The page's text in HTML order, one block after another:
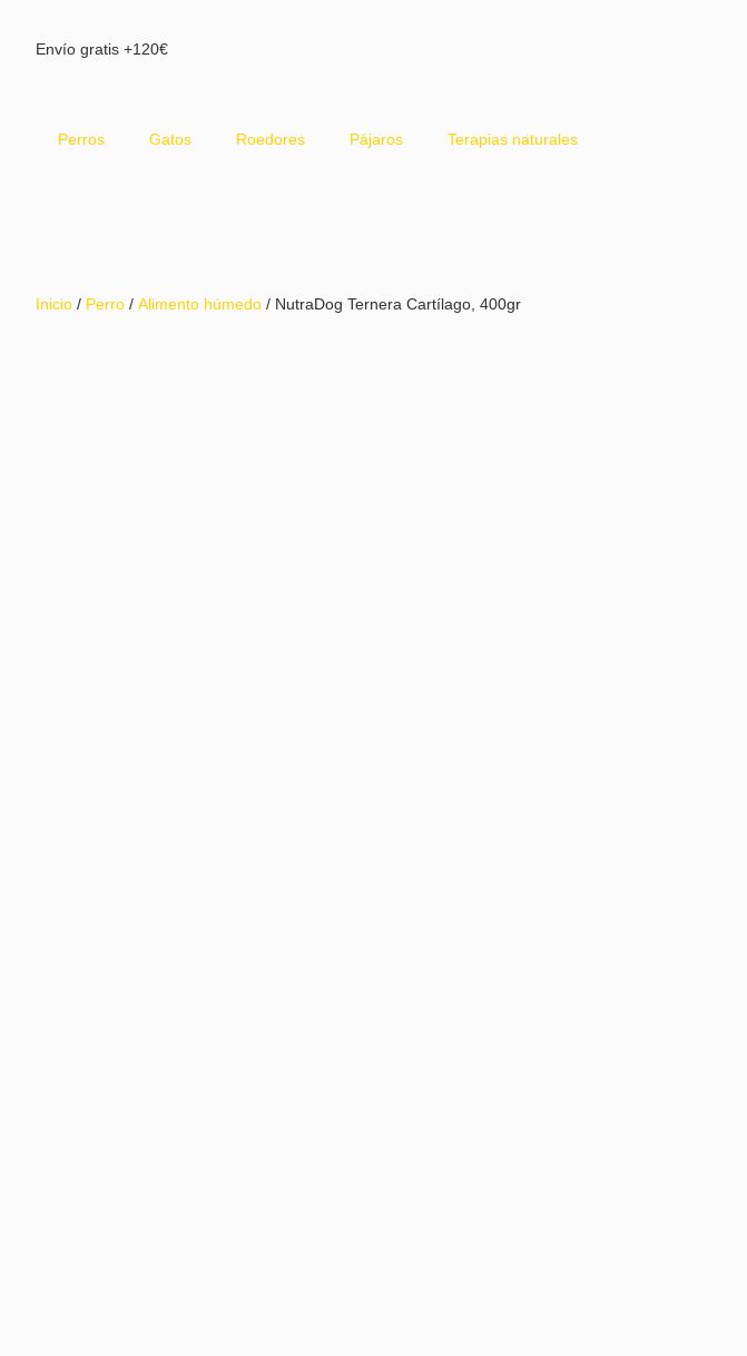
Envío gratis +120€
Perros Gatos Roedores Pájaros Terapias naturales
Inicio / Perro / Alimento húmedo / NutraDog Ternera Cartílago, 400gr